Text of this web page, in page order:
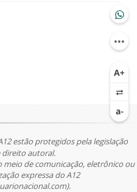
estão protegidos pela legislação
direito autoral.
de comunicação, eletrônico ou
expressa do A12